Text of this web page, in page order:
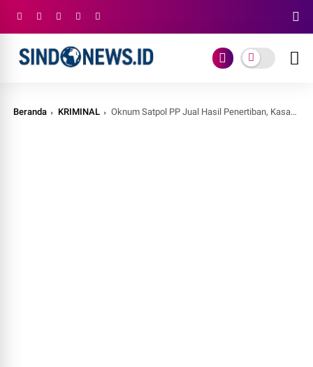
Beranda KRIMINAL Oknum Satpol PP Jual Hasil Penertiban, Kasatpol PP : Dicek di Gudang Memang Ada Aktivitas, Langsung Diadakan Pemeriksaan